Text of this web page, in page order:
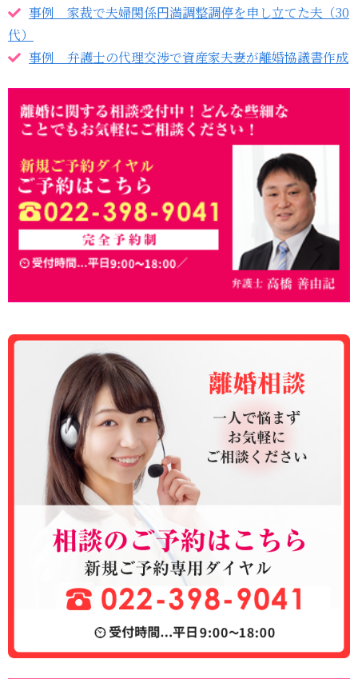
事例 家裁で夫婦関係円満調整調停を申し立てた夫（30
代）
事例 弁護士の代理交渉で資産家夫妻が離婚協議書作成